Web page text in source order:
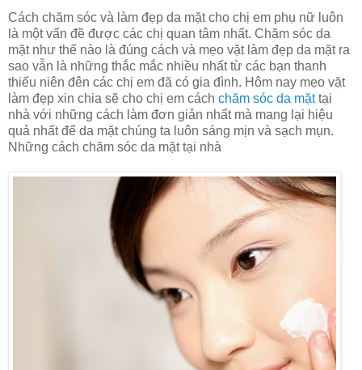
Cách chăm sóc và làm đẹp da mặt cho chị em phụ nữ luôn
là một vấn đề được các chị quan tâm nhất. Chăm sóc da
mặt như thế nào là đúng cách và mẹo vặt làm đẹp da mặt ra
sao vẫn là những thắc mắc nhiều nhất từ các bạn thanh
thiếu niên đên các chị em đã có gia đình. Hôm nay mẹo vặt
làm đẹp xin chia sẽ cho chị em cách chăm sóc da mặttại
nhà với những cách làm đơn giản nhất mà mang lại hiệu
quả nhất để da mặt chúng ta luôn sáng mịn và sạch mụn.
Những cách chăm sóc da mặt tại nhà